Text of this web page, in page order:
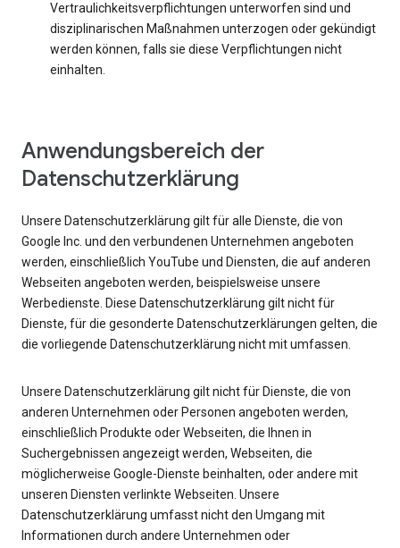
Vertraulichkeitsverpflichtungen unterworfen sind und
disziplinarischen Maßnahmen unterzogen oder gekündigt
werden können, falls sie diese Verpflichtungen nicht
einhalten.
Anwendungsbereich der
Datenschutzerklärung
Unsere Datenschutzerklärung gilt für alle Dienste, die von
Google Inc. und den verbundenen Unternehmen angeboten
werden, einschließlich YouTube und Diensten, die auf anderen
Webseiten angeboten werden, beispielsweise unsere
Werbedienste. Diese Datenschutzerklärung gilt nicht für
Dienste, für die gesonderte Datenschutzerklärungen gelten, die
die vorliegende Datenschutzerklärung nicht mit umfassen.
Unsere Datenschutzerklärung gilt nicht für Dienste, die von
anderen Unternehmen oder Personen angeboten werden,
einschließlich Produkte oder Webseiten, die Ihnen in
Suchergebnissen angezeigt werden, Webseiten, die
möglicherweise Google-Dienste beinhalten, oder andere mit
unseren Diensten verlinkte Webseiten. Unsere
Datenschutzerklärung umfasst nicht den Umgang mit
Informationen durch andere Unternehmen oder